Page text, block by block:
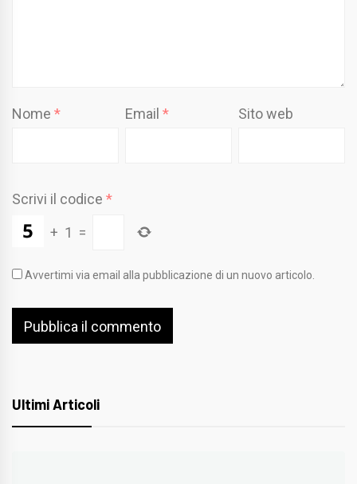
Nome * Email* Sito web
Scrivi il codice *
+ 1 =
Avvertimi via email alla pubblicazione di un nuovo articolo.
Ultimi Articoli